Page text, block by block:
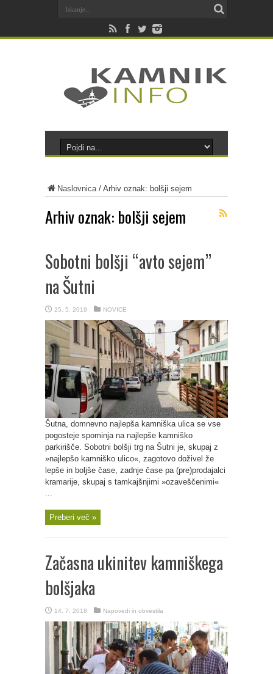
Naslovnica/ Arhiv oznak: bolšji sejem
Arhiv oznak: bolšji sejem
Sobotni bolšji “avto sejem”
na Šutni
25. 5. 2019 NOVICE
Šutna, domnevno najlepša kamniška ulica se vse
pogosteje spominja na najlepše kamniško
parkirišče. Sobotni bolšji trg na Šutni je, skupaj z
»najlepšo kamniško ulico«, zagotovo doživel že
lepše in boljše čase, zadnje čase pa (pre)prodajalci
kramarije, skupaj s tamkajšnjimi »ozaveščenimi«
...
Preberi več »
Začasna ukinitev kamniškega
bolšjaka
14. 7. 2018 Napovedi in obvestila